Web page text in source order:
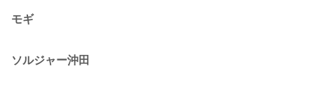
モギ
ソルジャー沖田